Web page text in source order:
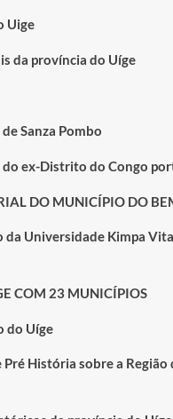
Uige
da província do Uíge
Sanza Pombo
ex-Distrito do Congo
DO MUNICÍPIO DO
da Universidade Kimpa Vita
COM 23 MUNICÍPIOS
do Uíge
Pré História sobre a Região